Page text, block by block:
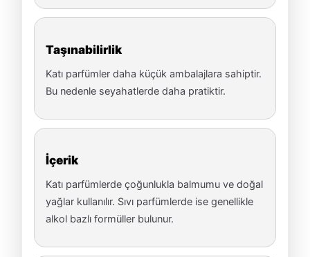
Taşınabilirlik
Katı parfümler daha küçük ambalajlara sahiptir.
Bu nedenle seyahatlerde daha pratiktir.
İçerik
Katı parfümlerde çoğunlukla balmumu ve doğal
yağlar kullanılır. Sıvı parfümlerde ise genellikle
alkol bazlı formüller bulunur.